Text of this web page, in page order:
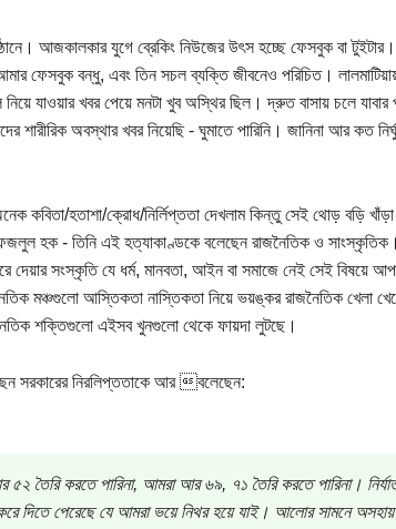
আজকালকার যুগে ব্রেকিং নিউজের উৎস হচ্ছে ফেসবুক বা টুইটার।
ফেসবুক বন্ধু, এবং তিন সচল ব্যক্তি জীবনেও পরিচিত।
যাওয়ার খবর পেয়ে মনটা খুব অস্থির ছিল। দ্রুত বাসায় চলে যাবার
অবস্থার খবর নিয়েছি - ঘুমাতে পারিনি। জানিনা আর কত
কবিতা/হতাশা/ক্রোধ/নির্লিপ্ততা দেখলাম কিন্তু সেই থোড় বড়ি
হক - তিনি এই হত্যাকাণ্ডকে বলেছেন রাজনৈতিক ও
দেয়ার সংস্কৃতি যে ধর্ম, মানবতা, আইন বা সমাজে নেই সেই বিষয়ে
মঞ্চগুলো আস্তিকতা নাস্তিকতা নিয়ে ভয়ঙ্কর রাজনৈতিক খেলা
শক্তিগুলো এইসব খুনগুলো থেকে ফায়দা লুটছে।
সরকারের নিরলিপ্ততাকে আর বলেছেন:
তৈরি করতে পারিনা, আমরা আর ৬৯, ৭১ তৈরি করতে পারিনা।
দিতে পেরেছে যে আমরা ভয়ে নিথর হয়ে যাই। আলোর সামনে অসহায়